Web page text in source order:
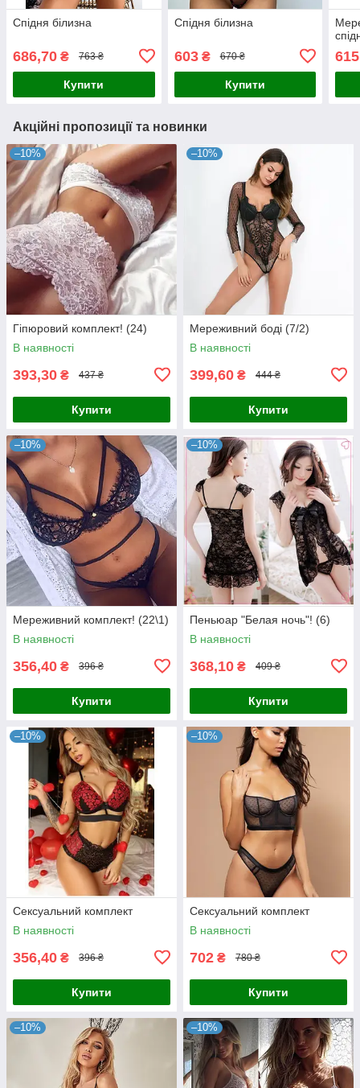
Спідня білизна
686,70 ₴ 763 ₴
Купити
Спідня білизна
603₴ 670 ₴
Купити
Акційні пропозиції та новинки
–10%
Гіпюровий комплект! (24)
В наявності
393,30 ₴ 437 ₴
Купити
–10%
Мереживний боді (7/2)
В наявності
399,60 ₴ 444 ₴
Купити
–10%
Мереживний комплект! (22\1)
В наявності
356,40 ₴ 396 ₴
Купити
–10%
Пеньюар "Белая ночь"! (6)
В наявності
368,10 ₴ 409 ₴
Купити
–10%
Сексуальний комплект
В наявності
356,40 ₴ 396 ₴
Купити
–10%
Сексуальний комплект
В наявності
702 ₴ 780 ₴
Купити
–10% –10%